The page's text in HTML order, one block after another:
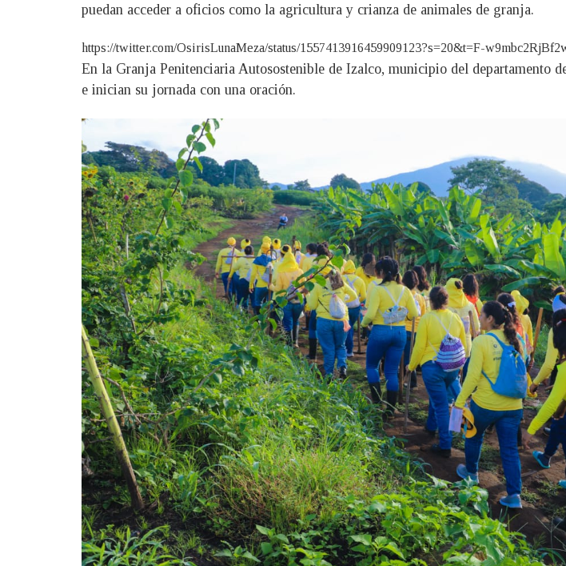
puedan acceder a oficios como la agricultura y crianza de animales de granja.
https://twitter.com/OsirisLunaMeza/status/1557413916459909123?s=20&t=F-
En la Granja Penitenciaria Autosostenible de Izalco, municipio del departamento
e inician su jornada con una oración.